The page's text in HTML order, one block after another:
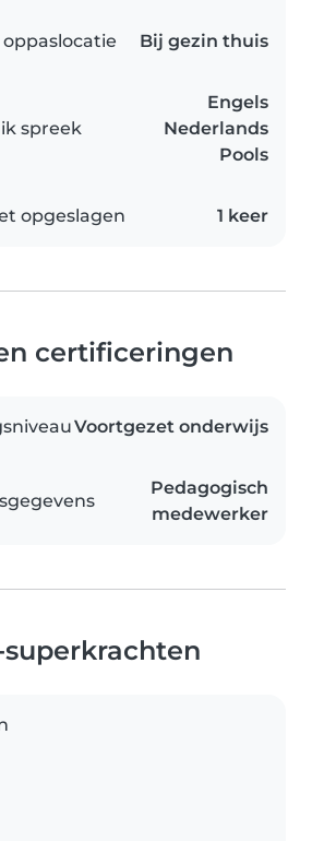
Bij gezin thuis
spreek
Engels
Nederlands
Pools
opgeslagen 1 keer
certificeringen
Voortgezet onderwijs
Pedagogisch
medewerker